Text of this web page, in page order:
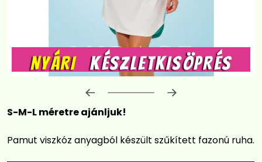
Előrehaladás:
S-M-L méretre ajánljuk!
Pamut viszkóz anyagból készült szűkített fazonú ruha.